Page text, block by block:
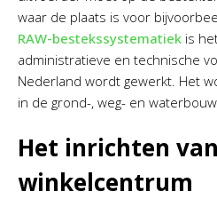
waar de plaats is voor
RAW-bestekssystematiek is
administratieve en technische
Nederland wordt gewerkt. Het
in de grond-, weg- en
Het inrichten
winkelcentrum